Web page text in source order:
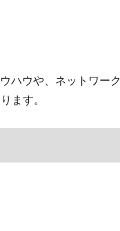
ハウや、ネットワーク
ます。